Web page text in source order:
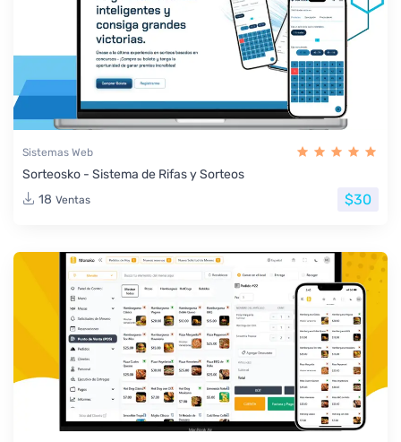
Sistemas Web
Sorteosko - Sistema de Rifas y Sorteos
18 Ventas $30